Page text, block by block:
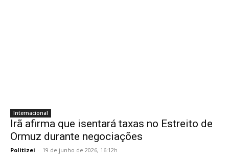
Internacional
Irã afirma que isentará taxas no Estreito de
Ormuz durante negociações
Politizei - 19 de junho de 2026, 16:12h